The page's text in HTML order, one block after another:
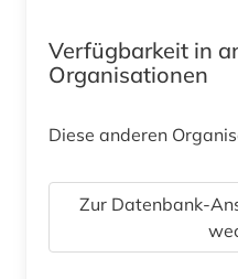
Verfügbarkeit in
Organisationen
Diese anderen
Zur Datenbank-